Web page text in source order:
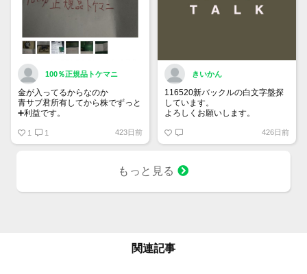
100％正規品トケマニ
金が入ってるからなのか
青サブ君所有してから株でずっと
➕利益です。
銘柄番号7932 ニッピ
1 1 423日前
きいかん
116520新バックルの白文字盤探
しています。
よろしくお願いします。
426日前
もっと見る
関連記事